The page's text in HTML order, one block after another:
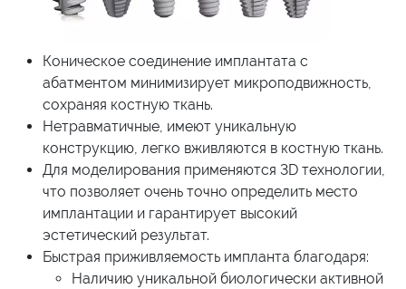
Коническое соединение имплантата с
абатментом минимизирует микроподвижность,
сохраняя костную ткань.
Нетравматичные, имеют уникальную
конструкцию, легко вживляются в костную ткань.
Для моделирования применяются 3D технологии,
что позволяет очень точно определить место
имплантации и гарантирует высокий
эстетический результат.
Быстрая приживляемость импланта благодаря:
Наличию уникальной биологически активной